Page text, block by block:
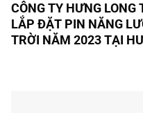
CÔNG TY HƯNG LONG
LẮP ĐẶT PIN NĂNG
TRỜI NĂM 2023 TẠI